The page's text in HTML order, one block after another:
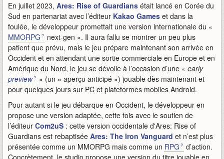
En juillet 2023, Ares: Rise of Guardians était lancé en Corée du
Sud en partenariat avec l’éditeur Kakao Games et dans la
foulée, le développeur promettait une version internationale du «
MMORPG
next-gen ». Il aura fallu se montrer un peu plus
patient que prévu, mais le jeu prépare maintenant son arrivée en
Occident et en attendant une sortie commerciale en Europe et en
Amérique du Nord, le jeu se dévoile à l’occasion d’une « early
preview
» (un « aperçu anticipé ») jouable dès maintenant et
pour quelques jours sur PC et plateformes mobiles Android.
Pour autant si le jeu débarque en Occident, le développeur en
propose une version adaptée, cette fois avec le soutien de
l’éditeur Com2uS : cette version occidentale d'Ares: Rise of
Guardians est rebaptisée Ares: The Iron Vanguard et n’est plus
présentée comme un MMORPG mais comme un RPG
d’action.
Concrètement, le studio propose une version du titre jouable en